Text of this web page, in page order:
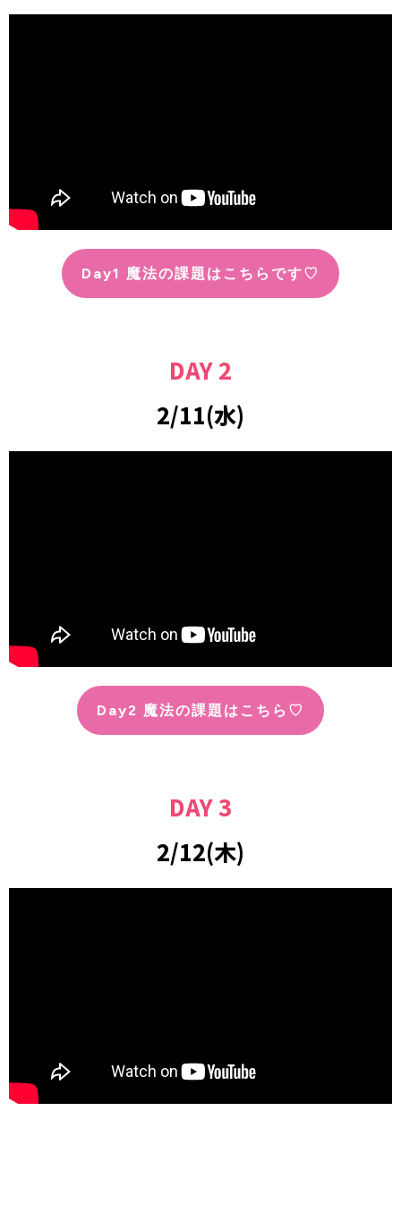
Day1 魔法の課題はこちらです♡
DAY 2
2/11(水)
Day2 魔法の課題はこちら♡
DAY 3
2/12(木)